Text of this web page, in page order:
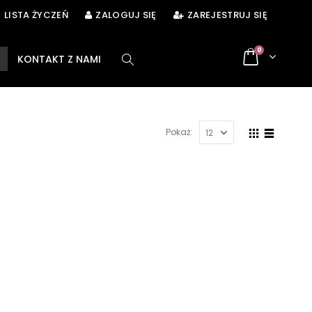
LISTA ŻYCZEŃ ZALOGUJ SIĘ ZAREJESTRUJ SIĘ
KONTAKT Z NAMI
0
Pokaż: